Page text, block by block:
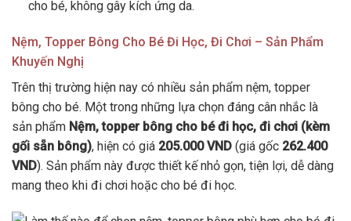
cho bé, không gây kích ứng da.
Nệm, Topper Bông Cho Bé Đi Học, Đi Chơi – Sản Phẩm
Khuyến Nghị
Trên thị trường hiện nay có nhiều sản phẩm nệm, topper
bông cho bé. Một trong những lựa chọn đáng cân nhắc là
sản phẩm Nệm, topper bông cho bé đi học, đi chơi (kèm
gối sẵn bông), hiện có giá 205.000 VND (giá gốc 262.400
VND). Sản phẩm này được thiết kế nhỏ gọn, tiện lợi, dễ dàng
mang theo khi đi chơi hoặc cho bé đi học.